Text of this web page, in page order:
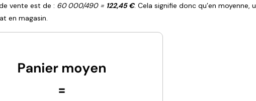
vente est de : 60 000/490 = 122,45 €. Cela signifie donc qu’en moyenne,
en magasin.